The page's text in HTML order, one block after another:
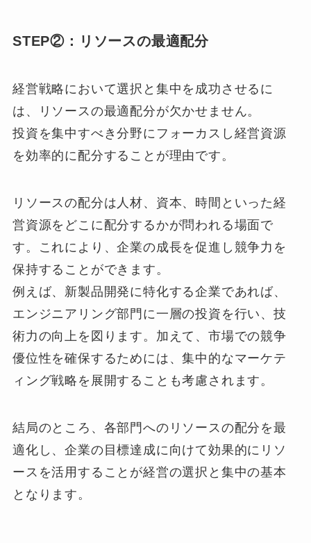
STEP②：リソースの最適配分
経営戦略において選択と集中を成功させるに
は、リソースの最適配分が欠かせません。
投資を集中すべき分野にフォーカスし経営資源
を効率的に配分することが理由です。
リソースの配分は人材、資本、時間といった経
営資源をどこに配分するかが問われる場面で
す。これにより、企業の成長を促進し競争力を
保持することができます。
例えば、新製品開発に特化する企業であれば、
エンジニアリング部門に一層の投資を行い、技
術力の向上を図ります。加えて、市場での競争
優位性を確保するためには、集中的なマーケテ
ィング戦略を展開することも考慮されます。
結局のところ、各部門へのリソースの配分を最
適化し、企業の目標達成に向けて効果的にリソ
ースを活用することが経営の選択と集中の基本
となります。